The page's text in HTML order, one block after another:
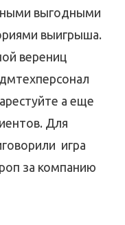
выгодными
выигрыша.
верениц
а еще
Для
игра
за компанию